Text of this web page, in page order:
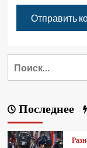
Последнее